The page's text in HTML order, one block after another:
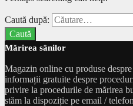
Caută după:
Mărirea sânilor
Magazin online cu produse
informații gratuite despre
privire la procedurile de mărirea
stăm la dispoziție pe email /